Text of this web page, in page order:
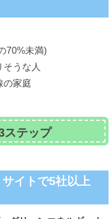
70%未満)
そうな人
の家庭
ステップ
イトで5社以上